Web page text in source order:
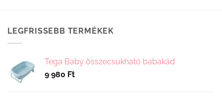
LEGFRISSEBB TERMÉKEK
Tega Baby összecsukható babakád
9 980 Ft